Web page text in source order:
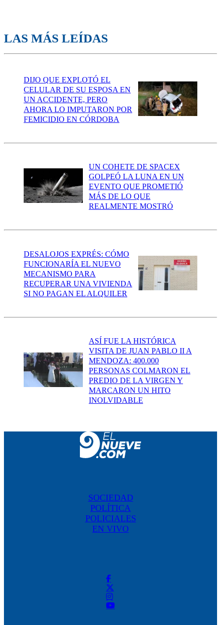
LAS MÁS LEÍDAS
DIJO QUE EXPLOTÓ EL
CELULAR DE SU ESPOSA EN
UN ACCIDENTE, PERO
AHORA LO IMPUTARON POR
FEMICIDIO EN CÓRDOBA
UN COHETE DE SPACEX
GOLPEÓ LA LUNA EN UN
EVENTO QUE PROMETIÓ
MÁS DE LO QUE
REALMENTE MOSTRÓ
DESALOJOS EXPRÉS: CÓMO
FUNCIONARÍA EL NUEVO
MECANISMO PARA
RECUPERAR UNA VIVIENDA
SI NO PAGAN EL ALQUILER
ASÍ FUE LA HISTÓRICA
VISITA DE JUAN PABLO II A
MENDOZA: 400.000
PERSONAS COLMARON EL
PREDIO DE LA VIRGEN Y
MARCARON UN HITO
INOLVIDABLE
SOCIEDAD
POLÍTICA
POLICIALES
EN VIVO